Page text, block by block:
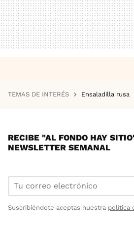
TEMAS DE INTERÉS Ensaladilla rusa
RECIBE "AL FONDO HAY
NEWSLETTER SEMANAL
Suscribiéndote aceptas nuestra política